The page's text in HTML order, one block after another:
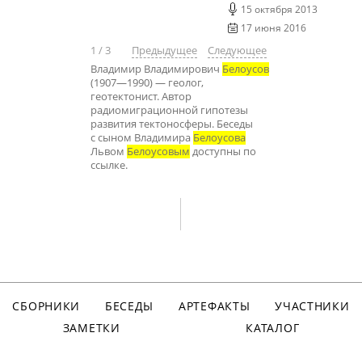
15 октября 2013
17 июня 2016
1 /3 Предыдущее
Следующее
Владимир Владимирович Белоусов
(1907—1990) — геолог,
геотектонист. Автор
радиомиграционной гипотезы
развития тектоносферы. Беседы
с сыном Владимира Белоусова
Львом Белоусовым доступны по
ссылке.
СБОРНИКИ БЕСЕДЫ АРТЕФАКТЫ
УЧАСТНИКИ
ЗАМЕТКИ
КАТАЛОГ